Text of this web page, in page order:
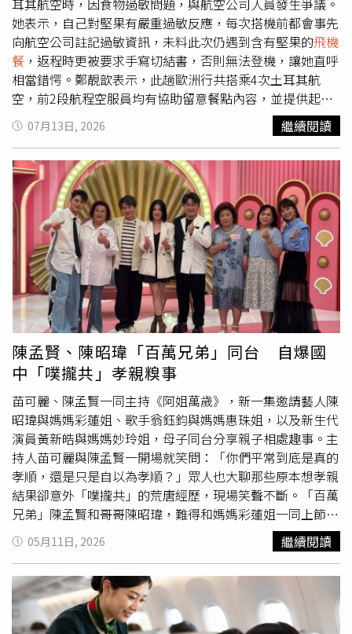
到剩餘的商務艙餐點；也有人因擔心抵達目的地前肚子餓，
詢問是否能多拿幾個餐包，結果一次獲得5個。還有人不到
幾分鐘就把飛機餐吃完，收餐時空服員主動關心是否還餓，
最後又送來第二份餐點；甚至有人只是詢問是否有剩餘堅
果，空服員乾脆請他打開背包，把整籃未發完的小包裝堅果
全部放進包包，讓不少網友笑稱，「有一種餓叫空服員怕你
餓」、「有問真的有機會」。除了Threads討論外，過去
Dcard也曾有前長榮航空空服員分享，飛機餐與餐包通常都
是依照旅客數量配置，若每位乘客都正常取餐，幾乎不會有
剩餘。不過，在紅眼航班、長程航班或部分短程航班，由於
有人睡覺、沒有食慾或自行準備餐點，送餐結束後仍可能留
下部分餐點，因此只要還有剩餘，多半都會提供給有需要的
旅客。前空服員也提到，即使飛機餐真的沒有剩下，若旅客
確實感到飢餓，機組人員通常仍會視情況提供米果、餅乾或
其他小點心協助充飢；另外，若有素食、宗教餐、兒童餐等
特殊餐需求，最好在訂票後或起飛前先完成預訂，以免因餐
點數量有限，當天無法臨時供應。綜合空服員與旅客分享，
多數人認為飛機上想多吃一份餐點並非禁忌，關鍵在於是否
掌握正確時機與態度。由於 飛機餐配額有限，若人人都要求
第二份，不僅可能影響其他乘客權益，也會增加空服員送餐
負擔，因此最好的方式仍是耐心等候全機配餐完成，再以禮
貌方式詢問「如果還有剩餐，可以再給我一份嗎？」若仍有
剩餘，通常都有機會如願加餐；若沒有，也應尊重空服員的
安排。
耳其航空時，因食物過敏問題，與航空公司人員發生爭議。
她表示，自己對堅果有嚴重過敏反應，每次搭機前都會事先
向航空公司註記過敏資訊，未料此次仍遇到含有堅果的飛機
餐 ，返程時更被要求手寫切結書，否則無法登機，讓她直呼
相當錯愕。鄭靚歆表示，此趟歐洲行共搭乘4次土耳其航
空，前2段航程空服員均有協助留意餐點內容，並提供起司
及水果等替代餐點。不過，第3段航程時，提供給她的機上
餐點仍含有堅果，讓她對航空公司的作業流程產生疑慮。因
此，在返程登機前，她特地向值班經理再次說明自身過敏情
況。她指出，對方一開始表示無法保證所有餐點完全不含過
敏原，她也理解航空公司立場，因此表示願意放棄機上餐，
自行食用事先準備的食物。然而，鄭靚歆表示，值班經理隨
後態度轉趨強硬，要求她必須現場親筆書寫切結書，內容須
載明若在飛行途中因堅果過敏而發生任何狀況，責任皆由她
自行承擔，若拒絕簽署，將無法登機。她透過社群分享當時
拍攝的影片指出，過去搭乘其他航空公司從未遇過類似要
求，而且現場並非提供制式文件，而是要求她自行手寫內容
並簽名，令她與妻子感到相當不知所措。對此，Aky也當場
向值班經理詢問，要求旅客簽署切結書是否具有法律依據，
以及相關規定是否明文載明，對方起初表示並非一定要簽，
但隨後又改口表示，「如果不寫，你就不能登機」，並稱這
是其職責所在。當Aky再次追問法律依據時，對方則回應
「這不重要」。鄭靚歆表示，值班經理雖曾出示一篇土耳其
航空相關文章，但內容並未提及過敏旅客須手寫切結書才能
登機。考量返程行程安排，最後仍依要求完成手寫並簽署文
件，才順利搭機返國。她也藉由自身經驗提醒，有嚴重食物
過敏的旅客，即使已事先向航空公司備註過敏資訊，仍建議
自行準備食物，並隨身攜帶抗過敏藥物，以降低飛行途中發
生意外的風險。 在 Instagram 查看這則貼文 從 Instagram
分享的貼文
07月13日, 2026 繼續閱讀
陳孟賢、陳昭瑋「百萬兄弟」同台 自爆國
中「噗攏共」孝親糗事
苗可麗、陳孟賢一同主持《阿姐萬歲》，新一集邀請藝人陳
昭瑋與媽媽彩蓮姐、歌手翁鈺鈞與媽媽惠珠姐，以及新生代
演員黃新皓與媽媽妙玲姐，母子同台分享親子相處趣事。主
持人苗可麗與陳孟賢一開場就笑問：「你們平常到底是真的
孝順，還是只是自以為孝順？」眾人也大聊那些原本想孝親
結果卻意外「噗攏共」的荒唐經歷，現場笑聲不斷。「百萬
兄弟」陳孟賢和哥哥陳昭瑋，難得和媽媽彩蓮姐一同上節
目，陳昭瑋還與媽媽合唱〈霧〉，讓苗可麗聽完直呼：「兄
弟倆的好歌喉完全遺傳媽媽！」陳孟賢也自爆，國中時曾偷
偷網購紫色包包想送媽媽，結果竟是貨到付款，最後變成媽
媽自己付錢，「超糗，到現在都忘不了。」陳昭瑋則分享，
平時最常帶媽媽泡溫泉、出國旅行，沒想到有次好意幫媽媽
升等豪華經濟艙，卻意外鬧出大烏龍。他透露當時媽媽從新
05月11日, 2026 繼續閱讀